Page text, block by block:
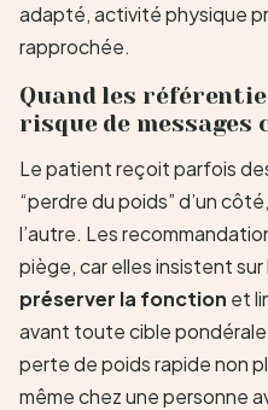
adapté, activité physique
rapprochée.
Quand les
risque de
Le patient reçoit parfois
“perdre du poids” d’un
l’autre. Les
piège, car elles insistent
préserver la fonction et
avant toute cible
perte de poids rapide non
même chez une personne